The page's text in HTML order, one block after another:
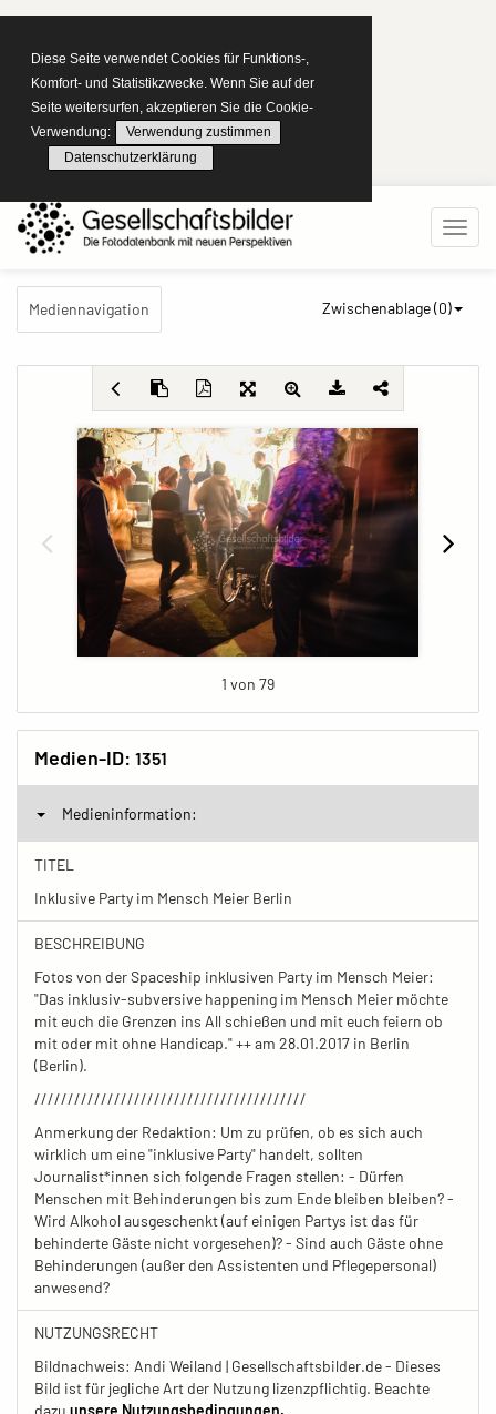
Diese Seite verwendet Cookies für Funktions-,
Komfort- und Statistikzwecke. Wenn Sie auf der
Seite weitersurfen, akzeptieren Sie die Cookie-
Verwendung:
Verwendung zustimmen
Datenschutzerklärung
Mediennavigation Zwischenablage (0)
1 von 79
Medien-ID: 1351
Medieninformation:
TITEL
Inklusive Party im Mensch Meier Berlin
BESCHREIBUNG
Fotos von der Spaceship inklusiven Party im Mensch Meier:
"Das inklusiv-subversive happening im Mensch Meier möchte
mit euch die Grenzen ins All schießen und mit euch feiern ob
mit oder mit ohne Handicap." ++ am 28.01.2017 in Berlin
(Berlin).
/////////////////////////////////////////
Anmerkung der Redaktion: Um zu prüfen, ob es sich auch
wirklich um eine "inklusive Party" handelt, sollten
Journalist*innen sich folgende Fragen stellen: - Dürfen
Menschen mit Behinderungen bis zum Ende bleiben bleiben? -
Wird Alkohol ausgeschenkt (auf einigen Partys ist das für
behinderte Gäste nicht vorgesehen)? - Sind auch Gäste ohne
Behinderungen (außer den Assistenten und Pflegepersonal)
anwesend?
NUTZUNGSRECHT
Bildnachweis: Andi Weiland | Gesellschaftsbilder.de - Dieses
Bild ist für jegliche Art der Nutzung lizenzpflichtig. Beachte
dazu unsere Nutzungsbedingungen.